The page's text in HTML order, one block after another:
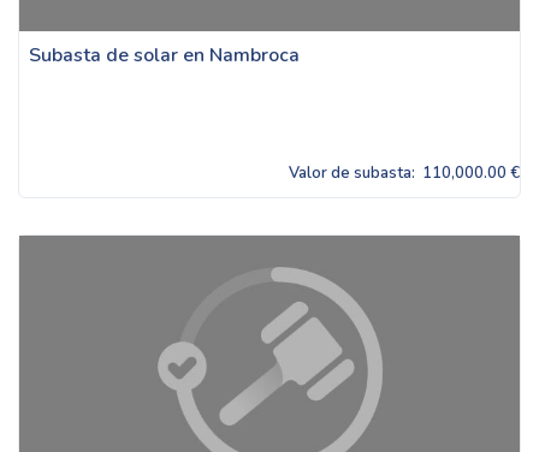
Subasta de solar en Nambroca
Valor de subasta: 110,000.00 €